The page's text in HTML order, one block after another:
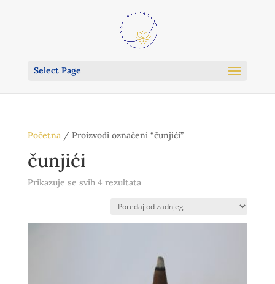
Select Page
Početna/ Proizvodi označeni “čunjići”
čunjići
Prikazuje se svih 4 rezultataPoredano
najnovijem